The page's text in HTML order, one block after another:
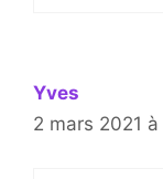
Yves
2 mars 2021 à